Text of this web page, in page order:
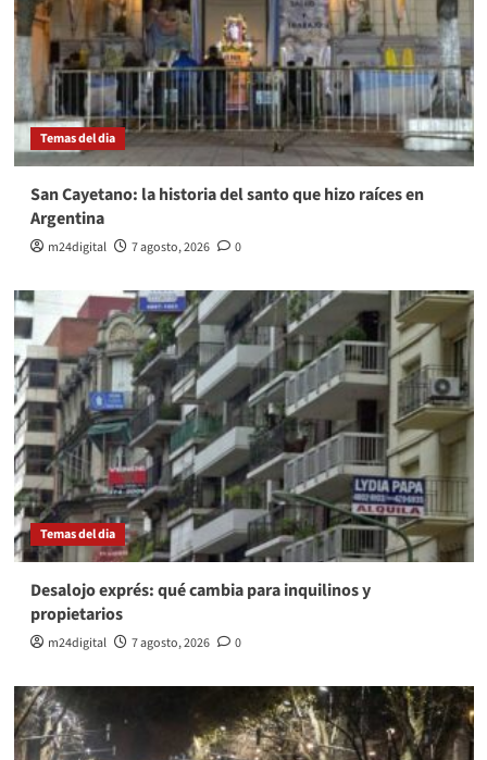
Temas del dia
San Cayetano: la historia del santo que hizo raíces en
Argentina
m24digital 7 agosto, 2026 0
Temas del dia
Desalojo exprés: qué cambia para inquilinos y
propietarios
m24digital 7 agosto, 2026 0